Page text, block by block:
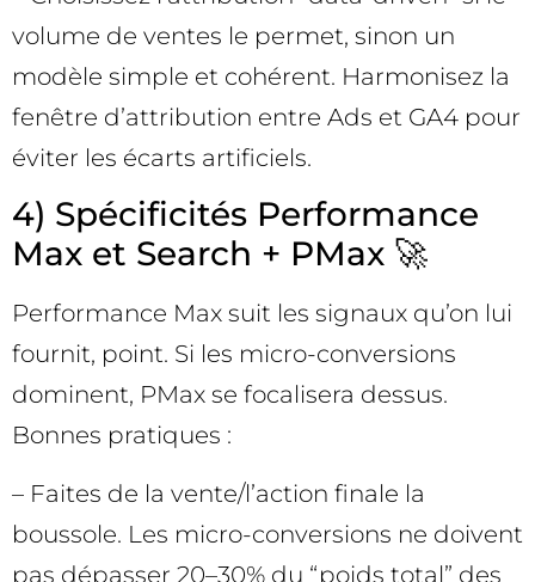
volume de ventes le permet, sinon un
modèle simple et cohérent. Harmonisez la
fenêtre d’attribution entre Ads et GA4 pour
éviter les écarts artificiels.
4) Spécificités Performance
Max et Search + PMax 🚀
Performance Max suit les signaux qu’on lui
fournit, point. Si les micro-conversions
dominent, PMax se focalisera dessus.
Bonnes pratiques :
– Faites de la vente/l’action finale la
boussole. Les micro-conversions ne doivent
pas dépasser 20–30% du “poids total” des